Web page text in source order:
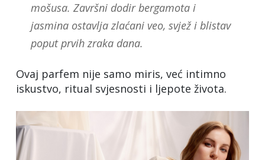
mošusa. Završni dodir bergamota i
jasmina ostavlja zlaćani veo, svjež i blistav
poput prvih zraka dana.
Ovaj parfem nije samo miris, već intimno
iskustvo, ritual svjesnosti i ljepote života.